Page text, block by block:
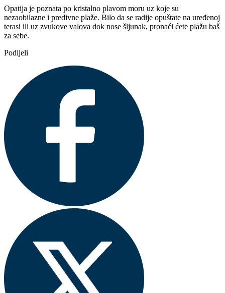
Opatija je poznata po kristalno plavom moru uz koje su
nezaobilazne i predivne plaže. Bilo da se radije opuštate na uređenoj
terasi ili uz zvukove valova dok nose šljunak, pronaći ćete plažu baš
za sebe.
Podijeli